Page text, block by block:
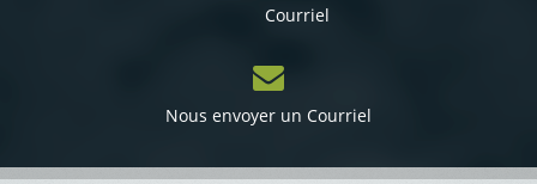
Courriel
Nous envoyer un Courriel